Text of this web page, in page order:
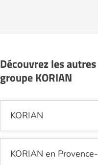
les coûts et les
Découvrez les
groupe KORIAN
KORIAN
KORIAN en